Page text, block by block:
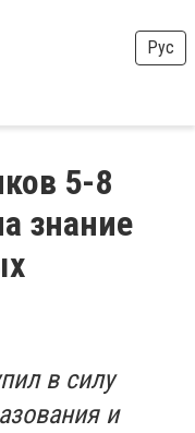
Рус
5-8
знание
в силу
и